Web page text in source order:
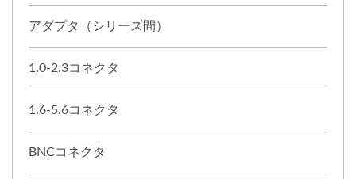
アダプタ（シリーズ間）
1.0-2.3コネクタ
1.6-5.6コネクタ
BNCコネクタ